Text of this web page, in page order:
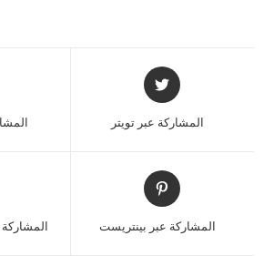
المشاركة عبر تويتر
المشاركة عبر بينتريست المشاركة